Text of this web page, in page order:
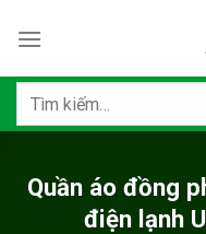
qua
dungTìm
Quần áo đồng
điện lạnh